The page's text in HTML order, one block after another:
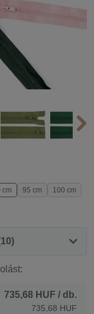
cm 95 cm 100 cm
735,68 HUF / db.
735,68 HUF